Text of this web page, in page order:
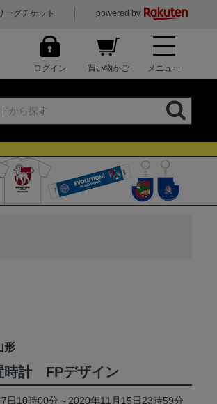
ーグチケット powered by
ログイン 買い物かご メニュー
形
時計 FPデザイン
日10時00分～2020年11月15日23時59分